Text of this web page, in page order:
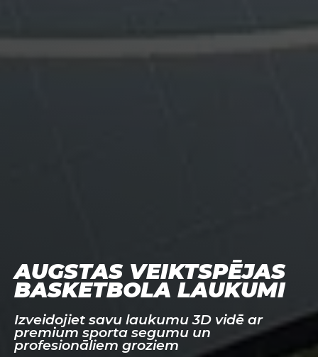
AUGSTAS VEIKTSPĒJAS
BASKETBOLA LAUKUMI
Izveidojiet savu laukumu 3D vidē ar
premium sporta segumu un
profesionāliem groziem